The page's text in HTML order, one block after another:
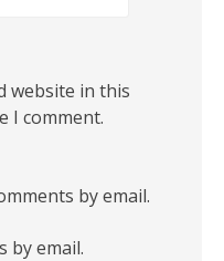
website in this
I comment.
by email.
by email.